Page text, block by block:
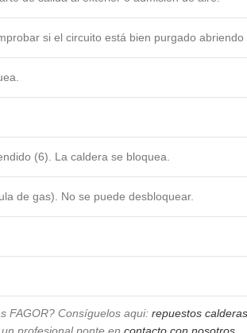
si el circuito está bien purgado
(6). La caldera se bloquea.
de gas). No se puede desbloquear.
FAGOR? Consíguelos aqui: repuestos